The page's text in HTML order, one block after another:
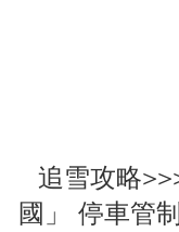
追雪攻略
國」 停車管